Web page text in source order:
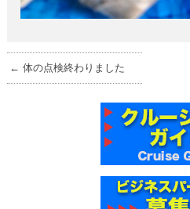
← 体の点検終わりました